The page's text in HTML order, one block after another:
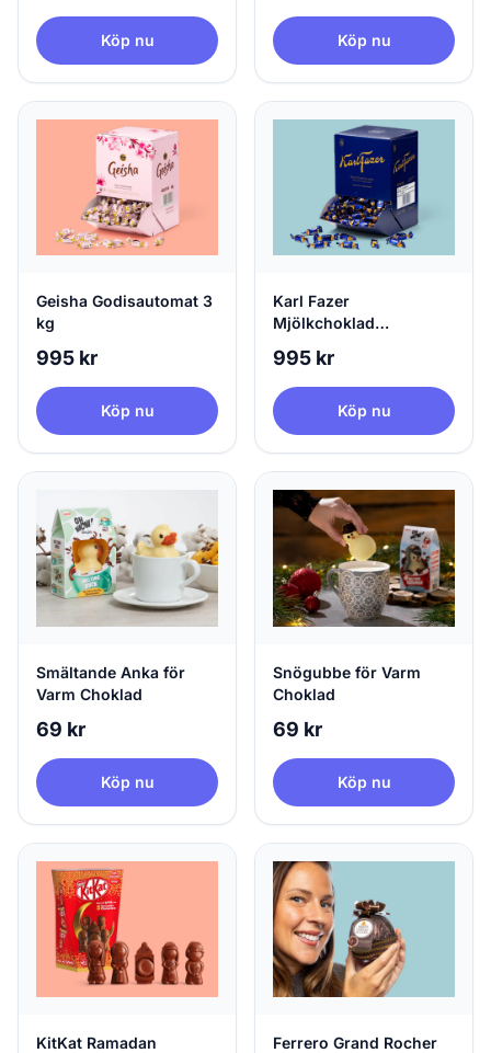
Köp nu Köp nu
Geisha Godisautomat 3
kg
995 kr
Köp nu
Karl Fazer
Mjölkchoklad
995 kr
Köp nu
Smältande Anka för
Varm Choklad
69 kr
Köp nu
Snögubbe för Varm
Choklad
69 kr
Köp nu
KitKat Ramadan
Ferrero Grand Rocher